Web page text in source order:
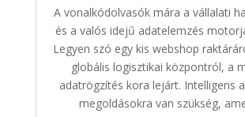
A vonalkódolvasók mára a vállalati
és a valós idejű adatelemzés
Legyen szó egy kis webshop
globális logisztikai központról, a
adatrögzítés kora lejárt. Intelligens
megoldásokra van szükség,